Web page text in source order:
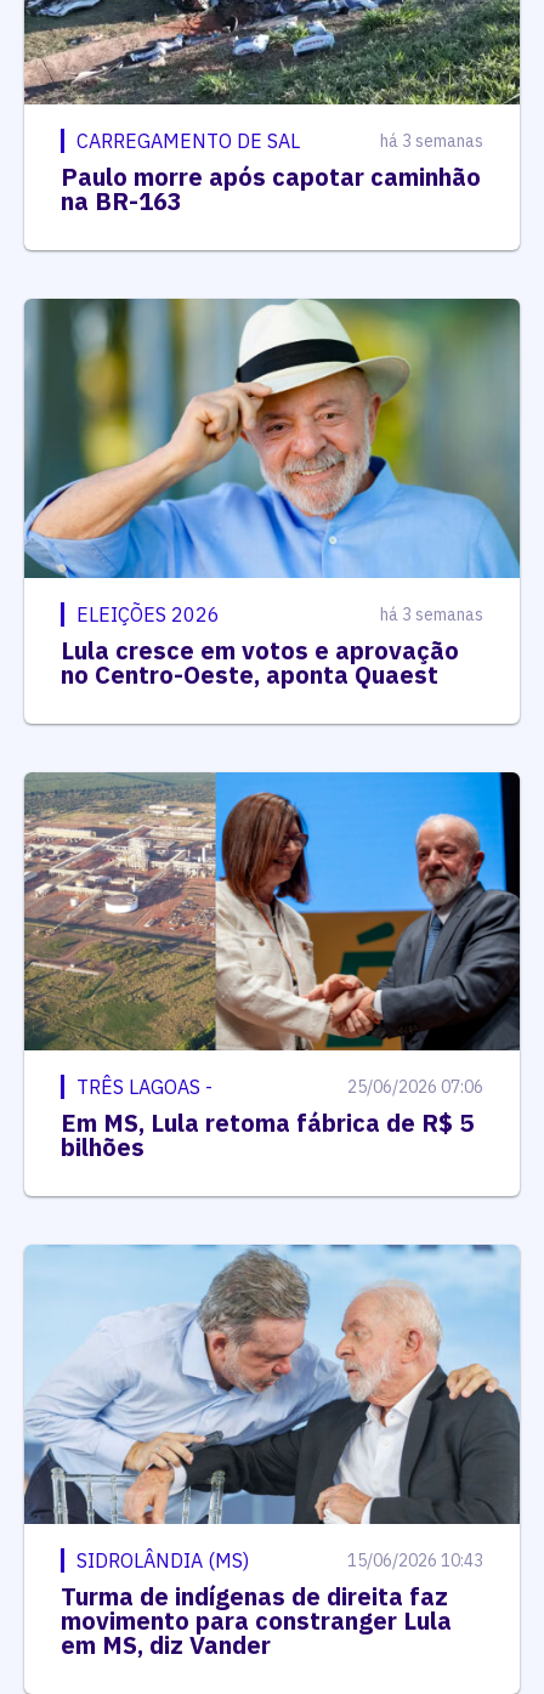
CARREGAMENTO DE SAL há 3 semanas
Paulo morre após capotar caminhão
na BR-163
ELEIÇÕES 2026 há 3 semanas
Lula cresce em votos e aprovação
no Centro-Oeste, aponta Quaest
TRÊS LAGOAS - 25/06/2026 07:06
Em MS, Lula retoma fábrica de R$ 5
bilhões
SIDROLÂNDIA (MS) 15/06/2026 10:43
Turma de indígenas de direita faz
movimento para constranger Lula
em MS, diz Vander